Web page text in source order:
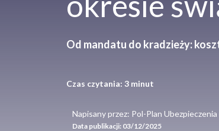
Od mandatu do kradzieży:
Czas czytania: 3 minut
Napisany przez: Pol-Plan Ubezpieczenia
Data publikacji: 03/12/2025